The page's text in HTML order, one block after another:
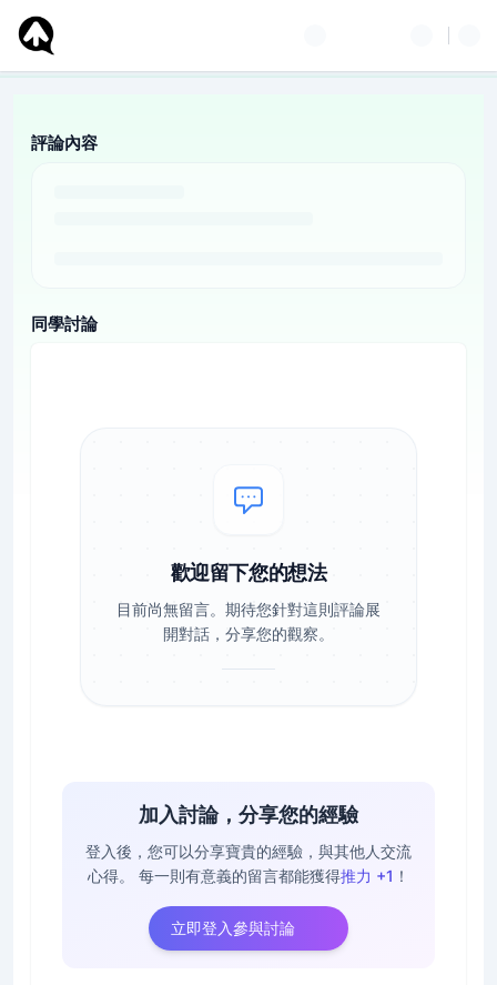
評論內容
同學討論
歡迎留下您的想法
目前尚無留言。期待您針對這則評論展
開對話，分享您的觀察。
加入討論，分享您的經驗
登入後，您可以分享寶貴的經驗，與其他人交流
心得。
每一則有意義的留言都能獲得推力 +1 ！
立即登入參與討論